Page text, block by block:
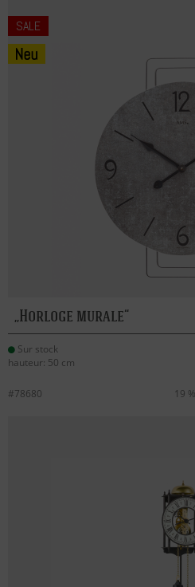
SALE
Horloge murale
Sur stock
hauteur: 50 cm
#78680 19